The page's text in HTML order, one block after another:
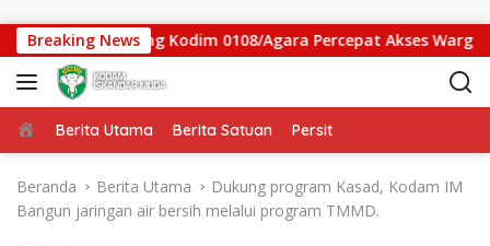
Breaking News
Gantung Kodim 0108/Agara Percepat Akses Warga Ds.
Beranda
Berita Utama Berita Satuan Persit
Beranda Berita Utama
Dukung program Kasad, Kodam IM
Bangun jaringan air bersih melalui program TMMD.